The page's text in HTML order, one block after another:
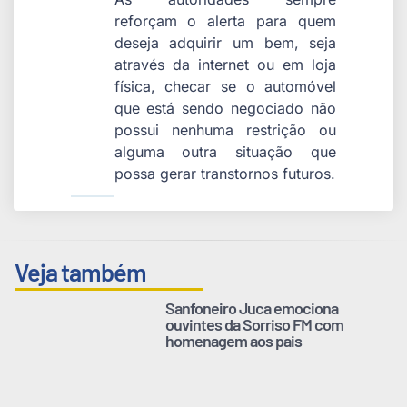
reforçam o alerta para quem
deseja adquirir um bem, seja
através da internet ou em loja
física, checar se o automóvel
que está sendo negociado não
possui nenhuma restrição ou
alguma outra situação que
possa gerar transtornos futuros.
Veja também
Sanfoneiro Juca emociona
ouvintes da Sorriso FM com
homenagem aos pais